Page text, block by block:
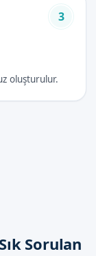
Rehberi
içerisinde,
bilgi
3
oluşturulur.
Sorulan